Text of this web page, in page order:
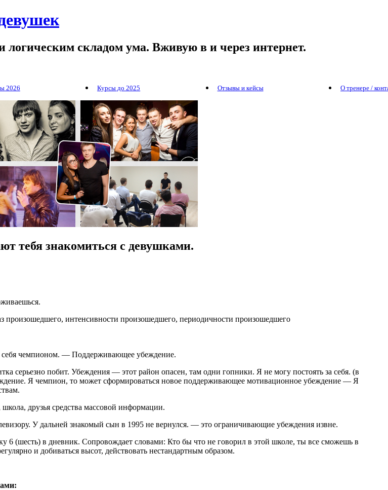
логическим складом ума. Вживую в и через интернет.
2026 Курсы до 2025 Отзывы и кейсы О тренере /
тебя знакомиться с девушками.
произошедшего, интенсивности произошедшего, периодичности произошедшего
чемпионом. — Поддерживающее убеждение.
серьезно побит. Убеждения — этот район опасен, там одни гопники. Я не могу постоять за себя. (в
Я чемпион, то может сформироваться новое поддерживающее мотивационное убеждение — Я
друзья средства массовой информации.
У дальней знакомый сын в 1995 не вернулся. — это ограничивающие убеждения извне.
(шесть) в дневник. Сопровождает словами: Кто бы что не говорил в этой школе, ты все сможешь в
и добиваться высот, действовать нестандартным образом.